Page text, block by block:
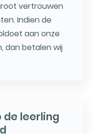
vertrouwen
Indien de
aan onze
dan betalen wij
de leerling